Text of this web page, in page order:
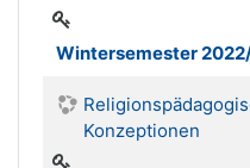
Wintersemester
Konzeptionen